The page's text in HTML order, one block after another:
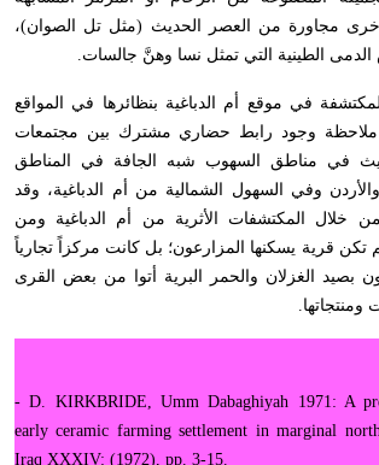
مجاورة من العصر الحديث (مثل تل الصوان)،
الطينية التي تمثل نسا وهنَّ جالسات.
في موقع أم الدباغية بنظائرها في المواقع
ملاحظة وجود رابط حضاري مشترك بين مجتمعات
في مناطق السهوب شبه الجافة في المناطق
وفي السهول الشمالية من أم الدباغية، وقد
من خلال المكتشفات الأثرية من أم الدباغية ومن
تكن قرية يسكنها المزارعون؛ بل كانت مركزاً تجارياً
بصيد الغزلان والحمر البرية أتوا من بعض القرى
ومنتجاتها.
- D. KIRKBRIDE, Umm Dabaghiyah 1971: A
early ceramic farming settlement in mar­ginal
Iraq XXXIV: (1972), pp. 3-15.